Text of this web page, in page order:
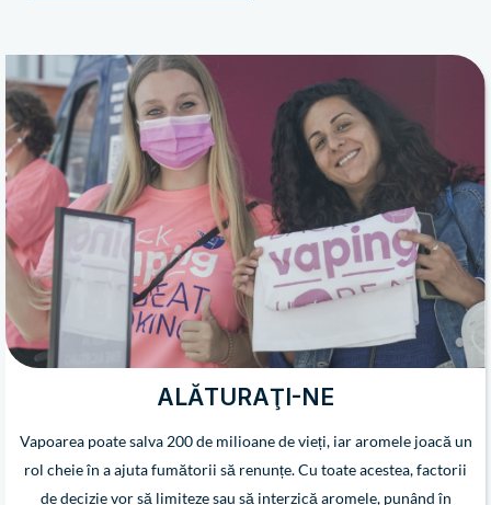
ALĂTURAŢI-NE
Vapoarea poate salva 200 de milioane de vieți, iar aromele joacă un
rol cheie în a ajuta fumătorii să renunțe. Cu toate acestea, factorii
de decizie vor să limiteze sau să interzică aromele, punând în